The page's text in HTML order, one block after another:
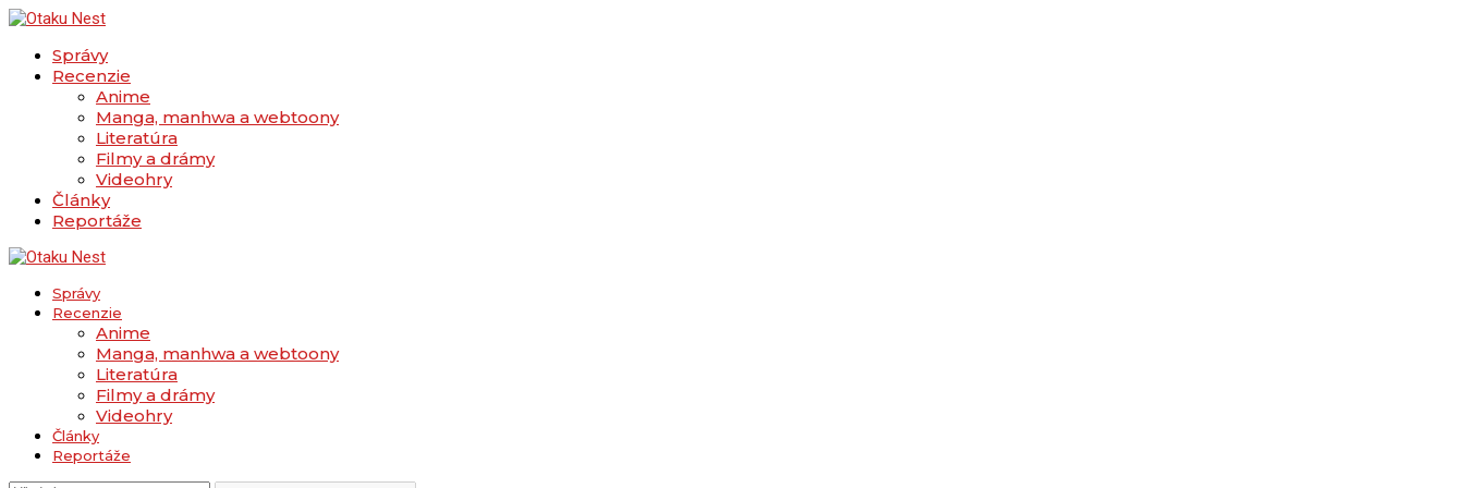
Správy
Recenzie
Anime
Manga, manhwa a webtoony
Literatúra
Filmy a drámy
Videohry
Články
Reportáže
Správy
Recenzie
Anime
Manga, manhwa a webtoony
Literatúra
Filmy a drámy
Videohry
Články
Reportáže